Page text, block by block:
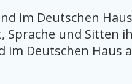
im Deutschen
Sprache und
Deutschen Haus